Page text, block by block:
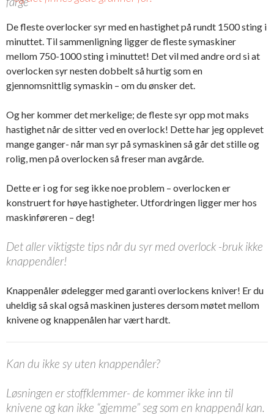
De fleste overlocker syr med en hastighet på rundt 1500 sting i
minuttet. Til sammenligning ligger de fleste symaskiner
mellom 750-1000 sting i minuttet! Det vil med andre ord si at
overlocken syr nesten dobbelt så hurtig som en
gjennomsnittlig symaskin – om du ønsker det.
Og her kommer det merkelige; de fleste syr opp mot maks
hastighet når de sitter ved en overlock! Dette har jeg opplevet
mange ganger- når man syr på symaskinen så går det stille og
rolig, men på overlocken så freser man avgårde.
Dette er i og for seg ikke noe problem – overlocken er
konstruert for høye hastigheter. Utfordringen ligger mer hos
maskinføreren – deg!
Det aller viktigste tips når du syr med overlock -bruk ikke
knappenåler!
Knappenåler ødelegger med garanti overlockens kniver! Er du
uheldig så skal også maskinen justeres dersom møtet mellom
knivene og knappenålen har vært hardt.
Kan du ikke sy uten knappenåler?
Løsningen er stoffklemmer- de kommer ikke inn til
knivene og kan ikke “gjemme” seg som en knappenål kan.